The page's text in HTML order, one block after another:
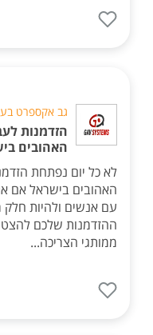
גב אקספרט
הזדמנות
האהובים
לא כל יום נפתחת
האהובים בישראל אם
עם אנשים ולהיות חלק
ההזדמנות שלכם
ממותגי הצריכה...